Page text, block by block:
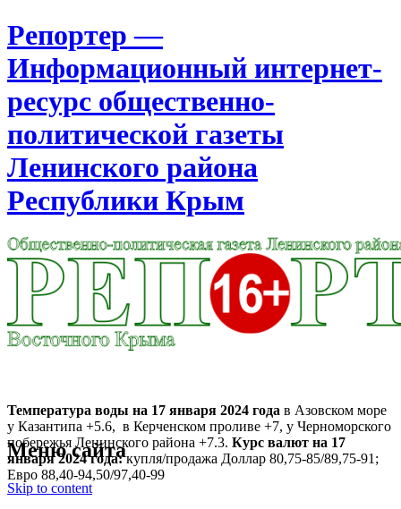
Репортер —
Информационный интернет-
ресурс общественно-
политической газеты
Ленинского района
Республики Крым
Температура воды на 17 января 2024 года в Азовском море
у Казантипа +5.6, в Керченском проливе +7, у Черноморского
побережья Ленинского района +7.3. Курс валют на 17
января 2024 года:купля/продажа Доллар 80,75-85/89,75-91;
Евро 88,40-94,50/97,40-99
Меню сайта
Skip to content